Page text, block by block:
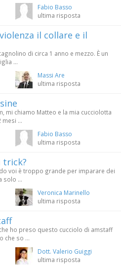
Fabio Basso
ultima risposta
il collare e il
di circa 1 anno e mezzo. È un
...
Massi Are
ultima risposta
mi chiamo Matteo e la mia cucciolotta
mesi ...
Fabio Basso
ultima risposta
trick?
voi è troppo grande per imparare dei
solo ...
Veronica Marinello
ultima risposta
ho preso questo cucciolo di amstaff
che so ...
Dott. Valerio Guiggi
ultima risposta